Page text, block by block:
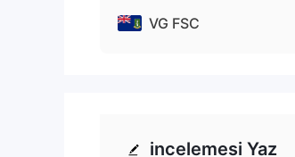
VG FSC
incelemesi Yaz